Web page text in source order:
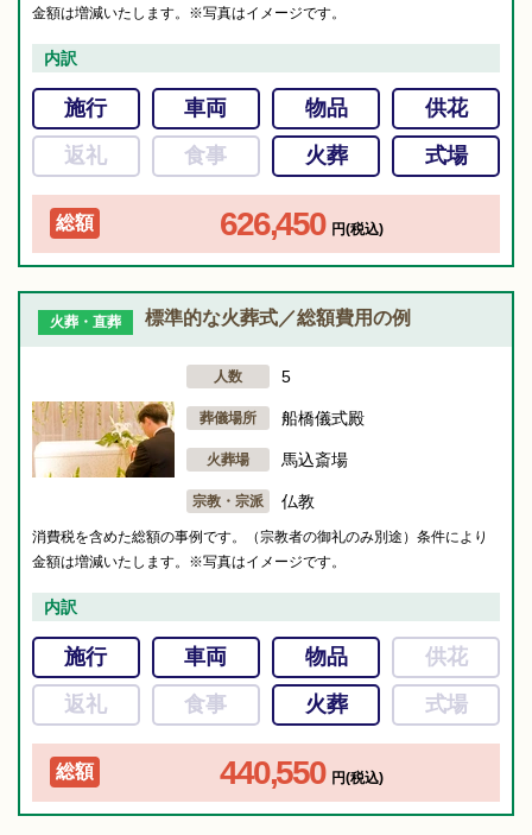
金額は増減いたします。※写真はイメージです。
内訳
施行 車両 物品
供花
返礼
食事 火葬 式場
総額 626,450 円(税込)
火葬・直葬 標準的な火葬式／総額費用の例
人数 5
葬儀場所 船橋儀式殿
火葬場 馬込斎場
宗教・宗派 仏教
消費税を含めた総額の事例です。（宗教者の御礼のみ別途）条件により
金額は増減いたします。※写真はイメージです。
内訳
施行 車両 物品
供花
返礼
食事 火葬 式場
総額 440,550 円(税込)